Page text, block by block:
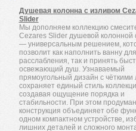
Душевая колонна с изливом
Slider
Мы дополняем коллекцию
Cezares Slider душевой колонной
— универсальным решением,
позволит как наполнить ванну для
расслабления, так и принять
освежающий душ. Узнаваемый
прямоугольный дизайн с чёткими
сохраняет единый стиль
создавая ощущение порядка и
стабильности. При этом
конструкция объединяет обе
одном компактном устройстве,
лишних деталей и сложного